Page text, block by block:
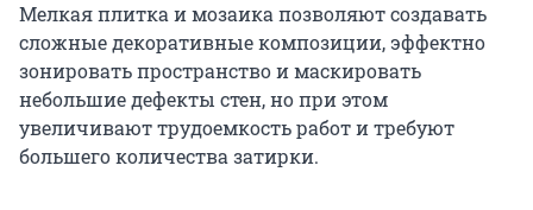
Мелкая плитка и мозаика позволяют создавать
сложные декоративные композиции, эффектно
зонировать пространство и маскировать
небольшие дефекты стен, но при этом
увеличивают трудоемкость работ и требуют
большего количества затирки.